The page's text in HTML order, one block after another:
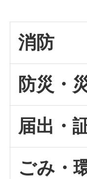
消防
防災・
届出・
ごみ・